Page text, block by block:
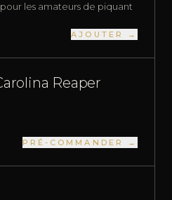
les amateurs de piquant
AJOUTER →
Reaper
PRÉ-COMMANDER →